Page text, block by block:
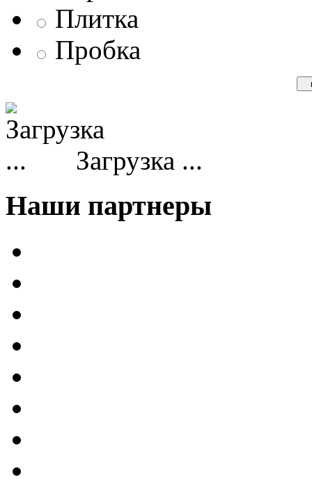
Плитка
Пробка
Загрузка ...
Наши партнеры